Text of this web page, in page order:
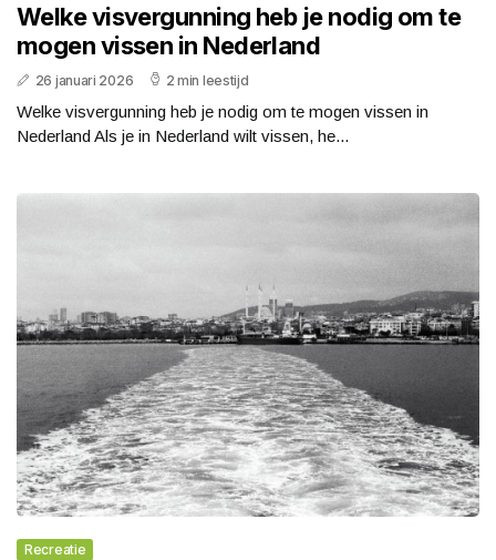
Welke visvergunning heb je nodig om te
mogen vissen in Nederland
26 januari 2026 2 min leestijd
Welke visvergunning heb je nodig om te mogen vissen in
Nederland Als je in Nederland wilt vissen, he...
Recreatie